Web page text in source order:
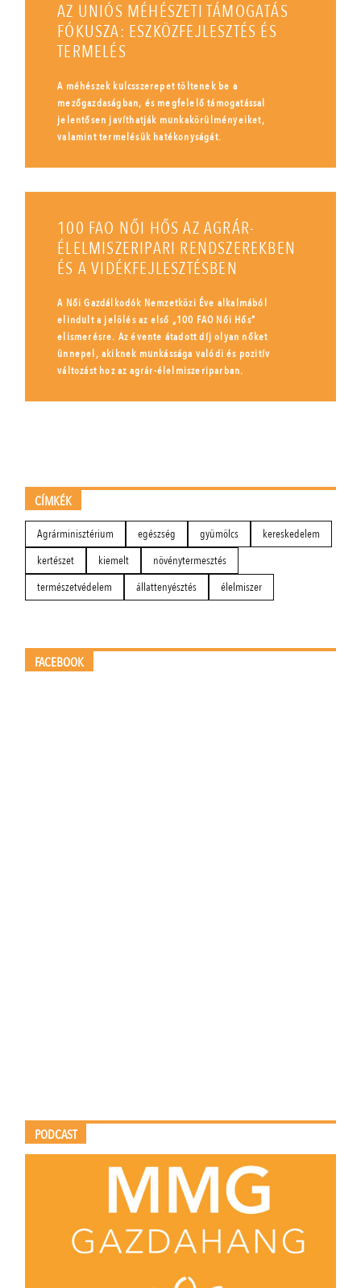
AZ UNIÓS MÉHÉSZETI TÁMOGATÁS
FÓKUSZA: ESZKÖZFEJLESZTÉS ÉS
TERMELÉS
A méhészek kulcsszerepet töltenek be a
mezőgazdaságban, és megfelelő támogatással
jelentősen javíthatják munkakörülményeiket,
valamint termelésük hatékonyságát.
100 FAO NŐI HŐS AZ AGRÁR-
ÉLELMISZERIPARI RENDSZEREKBEN
ÉS A VIDÉKFEJLESZTÉSBEN
A Női Gazdálkodók Nemzetközi Éve alkalmából
elindult a jelölés az első „100 FAO Női Hős”
elismerésre. Az évente átadott díj olyan nőket
ünnepel, akiknek munkássága valódi és pozitív
változást hoz az agrár-élelmiszeriparban.
CÍMKÉK
Agrárminisztérium egészség gyümölcs
kereskedelem
kertészet
kiemelt
növénytermesztés
természetvédelem
állattenyésztés élelmiszer
FACEBOOK
PODCAST